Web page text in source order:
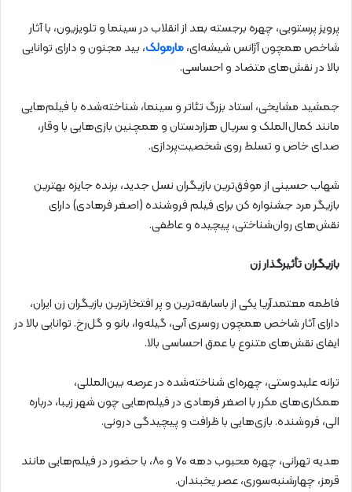
پرویز پرستویی، چهره برجسته بعد از انقلاب در سینما و تلویزیون، با آثار
شاخص همچون آژانس شیشه‌ای،مارمولک، بید مجنون و دارای توانایی
بالا در نقش‌های متضاد و احساسی.
جمشید مشایخی، استاد بزرگ تئاتر و سینما، شناخته‌شده با فیلم‌هایی
مانند کمال‌الملک و سریال هزاردستان و همچنین بازی‌هایی با وقار،
صدای خاص و تسلط روی شخصیت‌پردازی.
شهاب حسینی از موفق‌ترین بازیگران نسل جدید، برنده جایزه بهترین
بازیگر مرد جشنواره کن برای فیلم فروشنده (اصغر فرهادی) دارای
نقش‌های روان‌شناختی، پیچیده و عاطفی.
بازیگران تأثیرگذار زن
فاطمه معتمدآریا یکی از باسابقه‌ترین و پر افتخارترین بازیگران زن ایران،
دارای آثار شاخص همچون روسری آبی، گیله‌وا، بانو و گل‌رخ. توانایی بالا در
ایفای نقش‌های متنوع با عمق احساسی بالا.
ترانه علیدوستی، چهره‌ای شناخته‌شده در عرصه بین‌المللی،
همکاری‌های مکرر با اصغر فرهادی در فیلم‌هایی چون شهر زیبا، درباره
الی، فروشنده. بازی‌هایی با ظرافت و پیچیدگی درونی.
هدیه تهرانی، چهره محبوب دهه ۷۰ و ۸۰، با حضور در فیلم‌هایی مانند
قرمز، چهارشنبه‌سوری، عصر یخبندان.